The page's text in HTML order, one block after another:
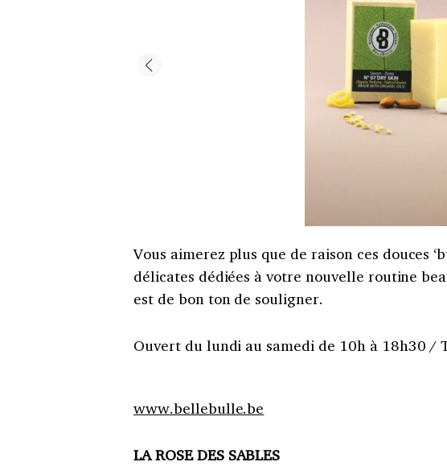
Vous aimerez plus que de raison ces douces
délicates dédiées à votre nouvelle routine
est de bon ton de souligner.
Ouvert du lundi au samedi de 10h à 18h30 /
www.bellebulle.be
LA ROSE DES SABLES